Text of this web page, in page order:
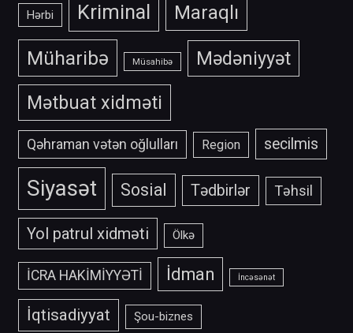
Hərbi Kriminal Maraqlı
Müharibə Müsahibə
Mədəniyyət
Mətbuat xidməti
Qəhraman vətən oğlulları Region secilmis
Siyasət Sosial Tədbirlər Təhsil
Yol patrul xidməti Ölkə
İCRA HAKİMİYYƏTİ İdman İncəsənət
İqtisadiyyat Şou-biznes